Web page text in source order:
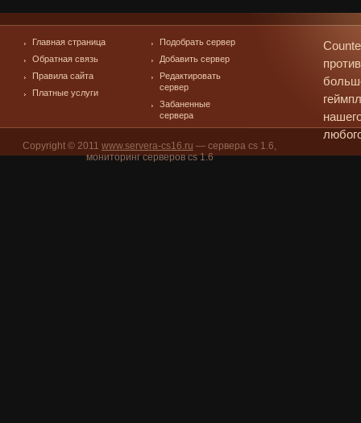
Главная страница
Обратная связь
Правила сайта
Платные услуги
Подобрать сервер
Добавить сервер
Редактировать
сервер
Забаненные
сервера
Copyright © 2011 www.servera-cs16.ru — сервера cs 1.6,
мониторинг серверов cs 1.6